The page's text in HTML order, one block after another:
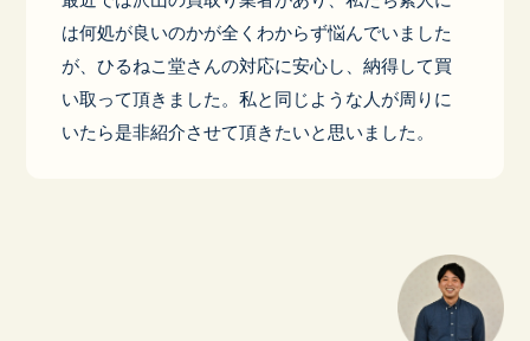
は何処が良いのかが全くわからず悩んでいました
が、ひるねこ堂さんの対応に安心し、納得して買
い取って頂きました。私と同じような人が周りに
いたら是非紹介させて頂きたいと思いました。